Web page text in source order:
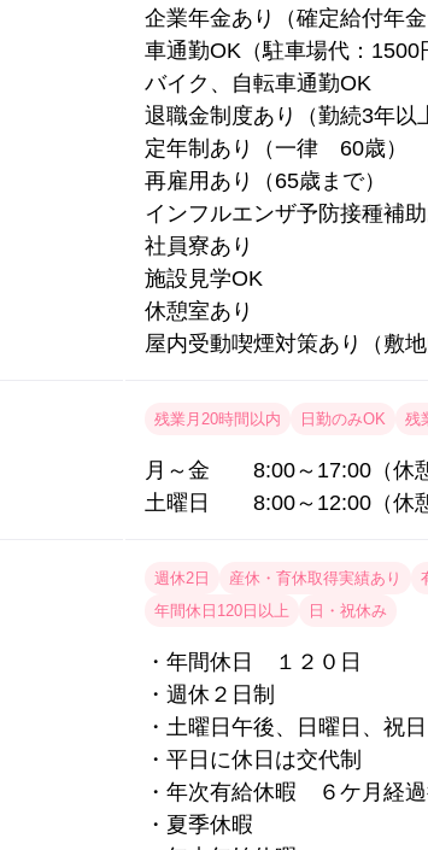
企業年金あり（確定給付年金
車通勤OK（駐車場代：1500
バイク、自転車通勤OK
退職金制度あり（勤続3年以
定年制あり（一律 60歳）
再雇用あり（65歳まで）
インフルエンザ予防接種補助
社員寮あり
施設見学OK
休憩室あり
屋内受動喫煙対策あり（敷
残業月20時間以内 日勤のみOK 残
月～金 8:00～17:00（休憩
土曜日 8:00～12:00（休憩
週休2日 産休・育休取得実績あり
年間休日120日以上
日・祝休み
・年間休日 １２０日
・週休２日制
・土曜日午後、日曜日、祝日
・平日に休日は交代制
・年次有給休暇 ６ケ月経
・夏季休暇